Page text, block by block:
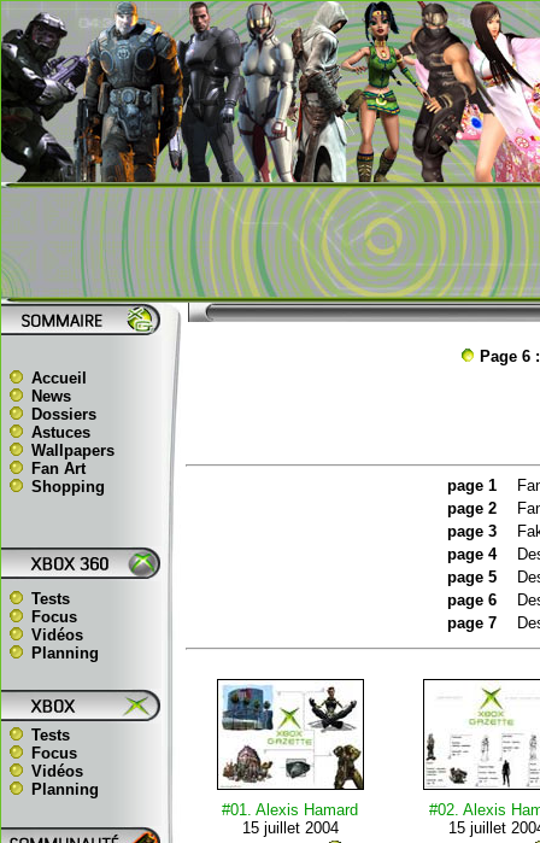
Accueil
News
Dossiers
Astuces
Wallpapers
Fan Art
Shopping
Tests
Focus
Vidéos
Planning
Tests
Focus
Vidéos
Planning
Page 6
page 1
page 2
page 3
page 4
page 5
page 6
page 7
#01. Alexis Hamard
15 juillet 2004
#02. Alexis
15 juillet